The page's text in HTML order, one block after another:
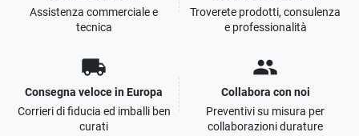
Assistenza commerciale e
tecnica
Troverete prodotti, consulenza
e professionalità
local_shipping
Consegna veloce in Europa
Corrieri di fiducia ed imballi ben
curati
people
Collabora con noi
Preventivi su misura per
collaborazioni durature